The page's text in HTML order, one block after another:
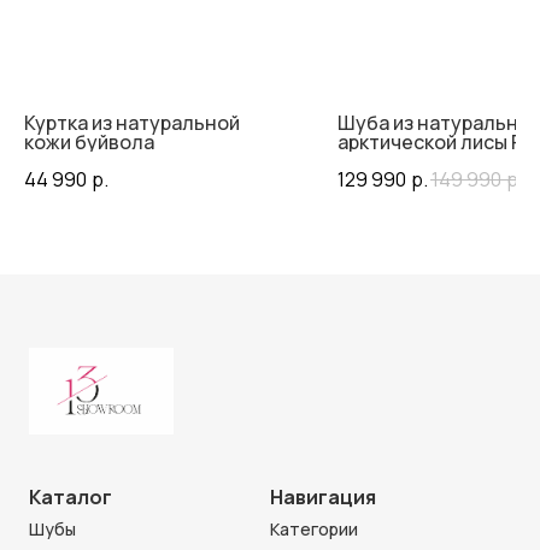
Куртка из натуральной
кожи буйвола
44 990 р.
Шуба из
арктической лисы
129 990 р.149 990р.
Каталог
Шубы
Навигация
Категории